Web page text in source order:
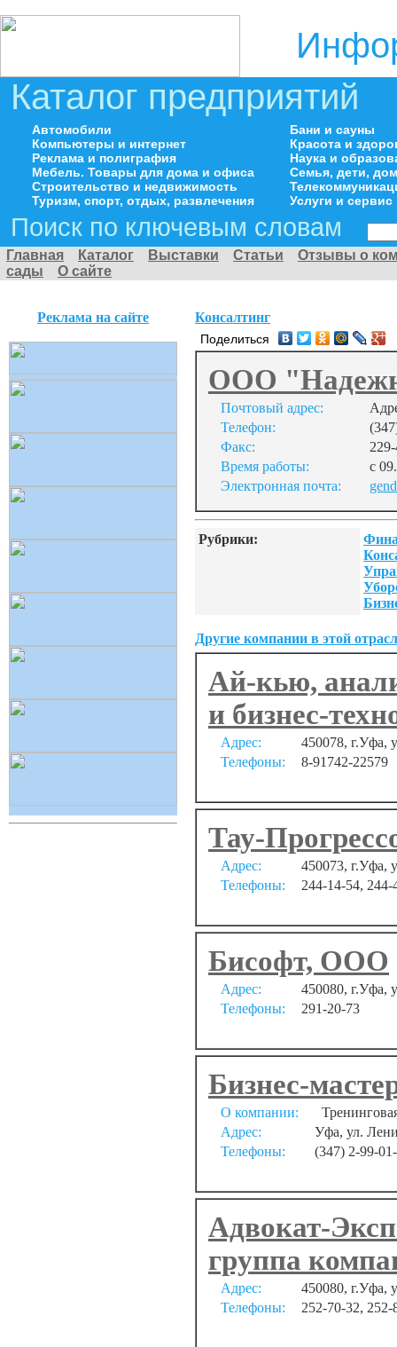
Каталог предприятий
Автомобили
Компьютеры и интернет
Реклама и полиграфия
Мебель. Товары для дома и офиса
Строительство и недвижимость
Туризм, спорт, отдых, развлечения
Бани и сауны
Красота и
Наука и
Семья, дети,
Услуги и сервис
Поиск по ключевым словам
Главная Каталог Выставки Статьи
Отзывы о
сады
О сайте
Реклама на сайте Консалтинг
Поделиться
ООО
Почтовый адрес:
Телефон:
Факс:
Время работы:
с
Электронная почта:
Рубрики:
Другие компании в этой
Ай-кью,
и бизнес-
Адрес:
450078, г.Уфа,
Телефоны:
8-91742-22579
Тау-
Адрес:
450073, г.Уфа,
Телефоны:
244-14-54, 244-
Бисофт, ООО
Адрес:
450080, г.Уфа,
Телефоны:
291-20-73
Бизнес-
О компании:
Адрес:
Уфа, ул.
Телефоны:
(347) 2-99-
Адвокат-
группа
Адрес:
450080, г.Уфа,
Телефоны:
252-70-32, 252-